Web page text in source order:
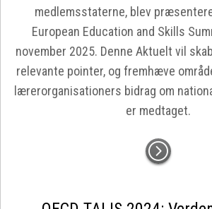
medlemsstaterne, blev
European Education and Skills
november 2025. Denne Aktuelt vil
relevante pointer, og fremhæve
lærerorganisationers bidrag om
er medtaget.